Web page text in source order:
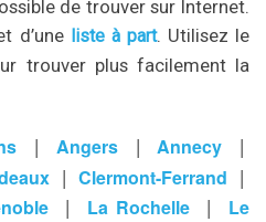
de trouver sur Internet.
d’une liste à part. Utilisez le
trouver plus facilement la
| Angers|Annecy |
|Clermont-Ferrand |
| La Rochelle| Le